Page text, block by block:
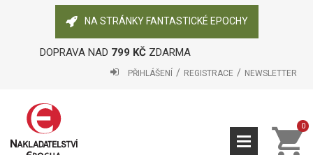
NA STRÁNKY FANTASTICKÉ EPOCHY
DOPRAVA NAD 799 KČZDARMA
PŘIHLÁŠENÍ REGISTRACE NEWSLETTER
0